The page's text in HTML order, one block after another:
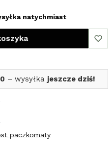
natychmiast
– wysyłka jeszcze dziś!
paczkomaty